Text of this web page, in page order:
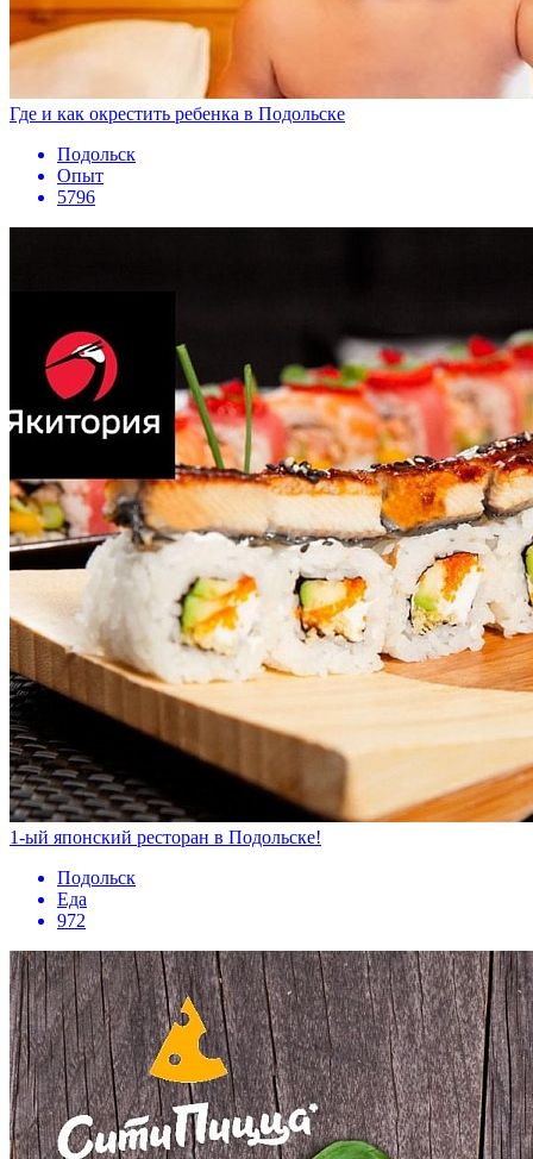
Где и как окрестить ребенка в Подольске
Подольск
Опыт
5796
1-ый японский ресторан в Подольске!
Подольск
Еда
972